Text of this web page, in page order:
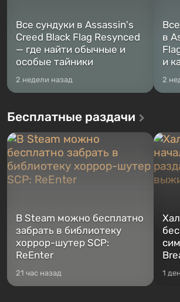
Все сундуки в Assassin's
Creed Black Flag Resynced
— где найти обычные и
особые тайники
2 недели назад
в
и
2
Бесплатные раздачи
В Steam можно бесплатно
забрать в библиотеку
хоррор-шутер SCP:
ReEnter
21 час назад 1